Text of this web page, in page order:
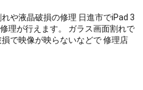
や液晶破損の修理 日進市でiPad 3
理が行えます。 ガラス画面割れで
で映像が映らないなどで 修理店